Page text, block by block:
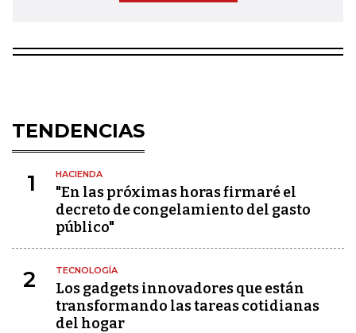
TENDENCIAS
1 HACIENDA
"En las próximas horas firmaré el
decreto de congelamiento del gasto
público"
2 TECNOLOGÍA
Los gadgets innovadores que están
transformando las tareas cotidianas
del hogar